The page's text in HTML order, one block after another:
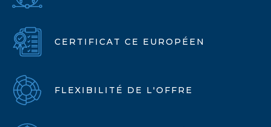
CERTIFICAT CE EUROPÉEN
FLEXIBILITÉ DE L'OFFRE